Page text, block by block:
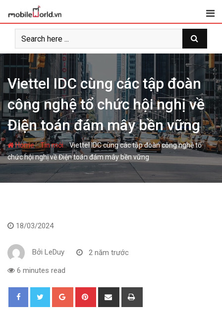
t
o
n
t
e
n
t
Viettel IDC cùng các tập đoàn
công nghệ tổ chức hội nghị về
Điện toán đám mây bền vững
Home-Tin mới-Viettel IDC cùng các tập đoàn công nghệ tổ
chức hội nghị về Điện toán đám mây bền vững
18/03/2024
Bởi LeDuy 2 năm trước
6 minutes read
o
i
h
r